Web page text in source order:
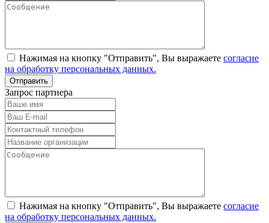
Нажимая на кнопку "Отправить", Вы выражаете согласие
на обработку персональных данных.
Запрос партнера
Нажимая на кнопку "Отправить", Вы выражаете согласие
на обработку персональных данных.